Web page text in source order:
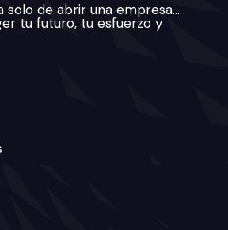
solo de abrir una empresa…
tu futuro, tu esfuerzo y